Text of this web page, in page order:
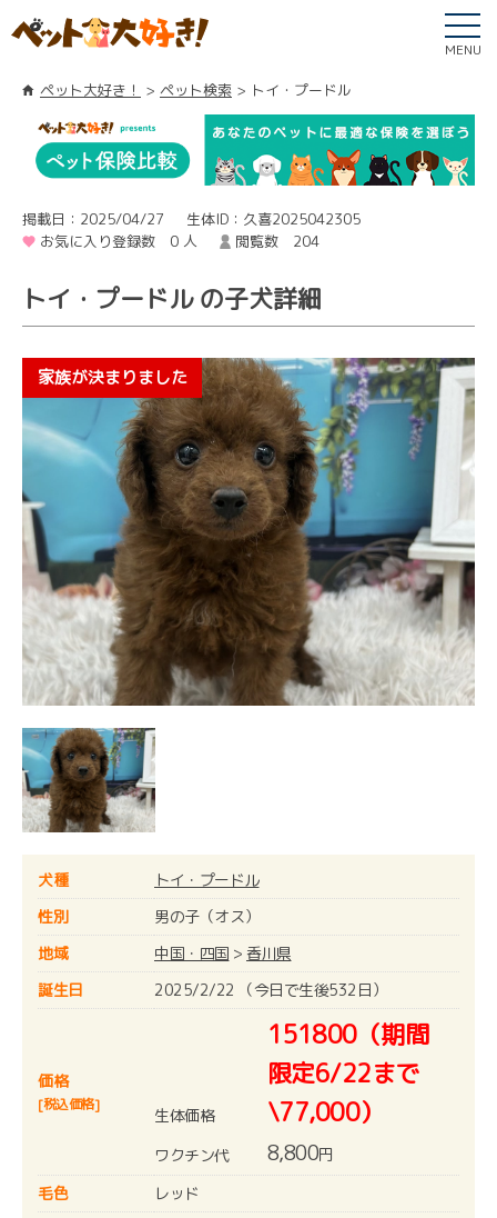
MENU
ペット大好き！ ペット検索 トイ・プードル
掲載日：2025/04/27
生体ID：久喜2025042305
お気に入り登録数 0 人
閲覧数 204
トイ・プードル の子犬詳細
犬種
トイ・プードル
性別
男の子（オス）
地域
中国・四国 > 香川県
誕生日
2025/2/22 （今日で生後532日）
価格
[税込価格] 生体価格
151800（期間
限定6/22まで
\77,000）
ワクチン代 8,800円
毛色
レッド